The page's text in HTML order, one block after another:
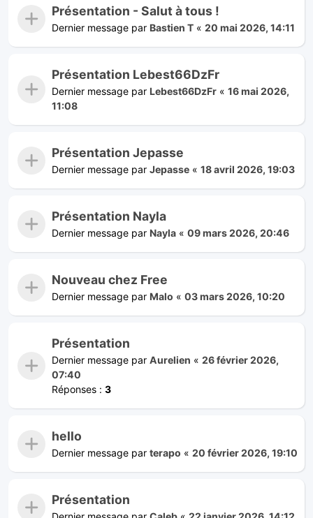
Présentation - Salut à tous !
Dernier message par Bastien T « 20 mai 2026, 14:11
Présentation Lebest66DzFr
Dernier message par Lebest66DzFr « 16 mai 2026,
11:08
Présentation Jepasse
Dernier message par Jepasse « 18 avril 2026, 19:03
Présentation Nayla
Dernier message par Nayla « 09 mars 2026, 20:46
Nouveau chez Free
Dernier message par Malo « 03 mars 2026, 10:20
Présentation
Dernier message par Aurelien « 26 février 2026,
07:40
Réponses : 3
hello
Dernier message par terapo « 20 février 2026, 19:10
Présentation